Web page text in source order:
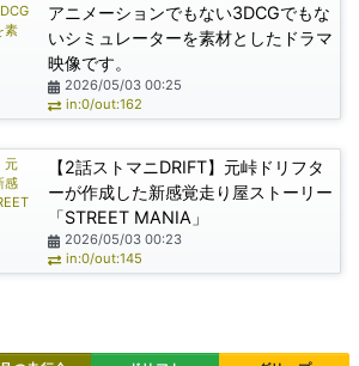
アニメーションでもない3DCGでもな
いシミュレーターを素材としたドラマ
映像です。
2026/05/03 00:25
in:0/out:162
【2話ストマニDRIFT】元峠ドリフタ
ーが作成した新感覚走り屋ストーリー
「STREET MANIA」
2026/05/03 00:23
in:0/out:145